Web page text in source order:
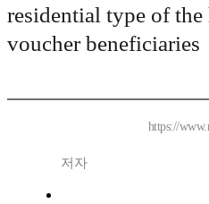
residential type of the
voucher beneficiaries
https://
저자